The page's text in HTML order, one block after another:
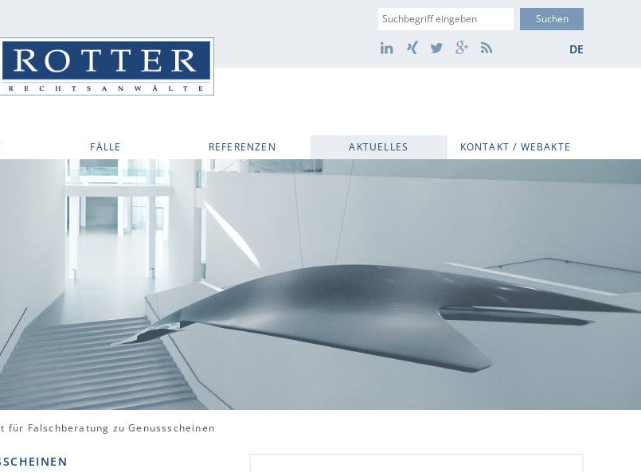
Suche
DE
LinkedIn
Xing TwitterGoogle+
RSS
FÄLLE REFERENZEN AKTUELLES KONTAKT / WEBAKTE
für Falschberatung zu Genussscheinen